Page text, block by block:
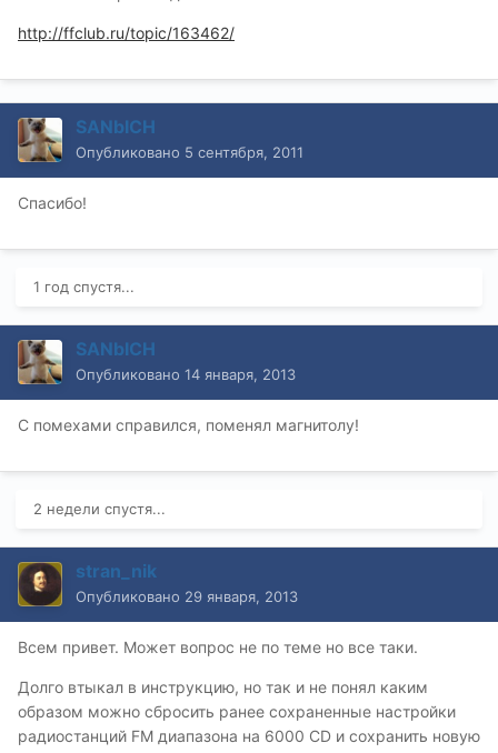
http://ffclub.ru/topic/163462/
SANbICH
Опубликовано 5 сентября, 2011
Спасибо!
1 год спустя...
SANbICH
Опубликовано 14 января, 2013
С помехами справился, поменял магнитолу!
2 недели спустя...
stran_nik
Опубликовано 29 января, 2013
Всем привет. Может вопрос не по теме но все таки.
Долго втыкал в инструкцию, но так и не понял каким
образом можно сбросить ранее сохраненные настройки
радиостанций FM диапазона на 6000 CD и сохранить новую